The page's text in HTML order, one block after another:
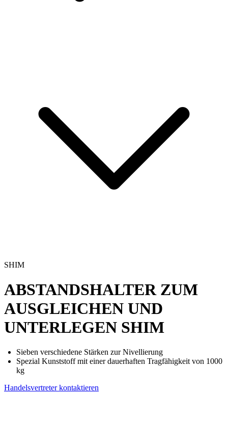
SHIM
ABSTANDSHALTER ZUM
AUSGLEICHEN UND
UNTERLEGEN SHIM
Sieben verschiedene Stärken zur Nivellierung
Spezial Kunststoff mit einer dauerhaften Tragfähigkeit von 1000
kg
Handelsvertreter kontaktieren